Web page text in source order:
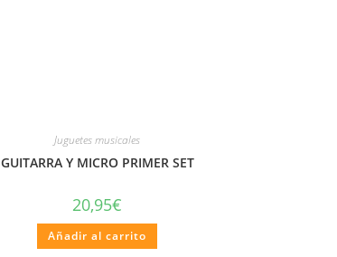
Juguetes musicales
GUITARRA Y MICRO PRIMER SET
20,95€
Añadir al carrito